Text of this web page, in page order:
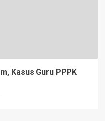
Kasus Guru PPPK